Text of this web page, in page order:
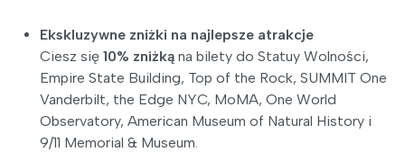
Ekskluzywne zniżki na najlepsze atrakcje
Ciesz się 10% zniżką na bilety do Statuy Wolności,
Empire State Building, Top of the Rock, SUMMIT One
Vanderbilt, the Edge NYC, MoMA, One World
Observatory, American Museum of Natural History i
9/11 Memorial & Museum.